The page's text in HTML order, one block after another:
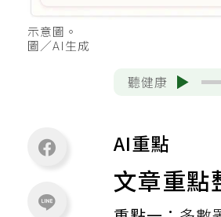
示意圖。
圖／AI生成
聽健康
AI重點
文章重點